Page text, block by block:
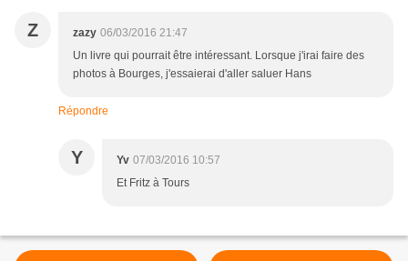
Z zazy 06/03/2016 21:47
Un livre qui pourrait être intéressant. Lorsque j'irai faire des
photos à Bourges, j'essaierai d'aller saluer Hans
Répondre
Y Yv 07/03/2016 10:57
Et Fritz à Tours